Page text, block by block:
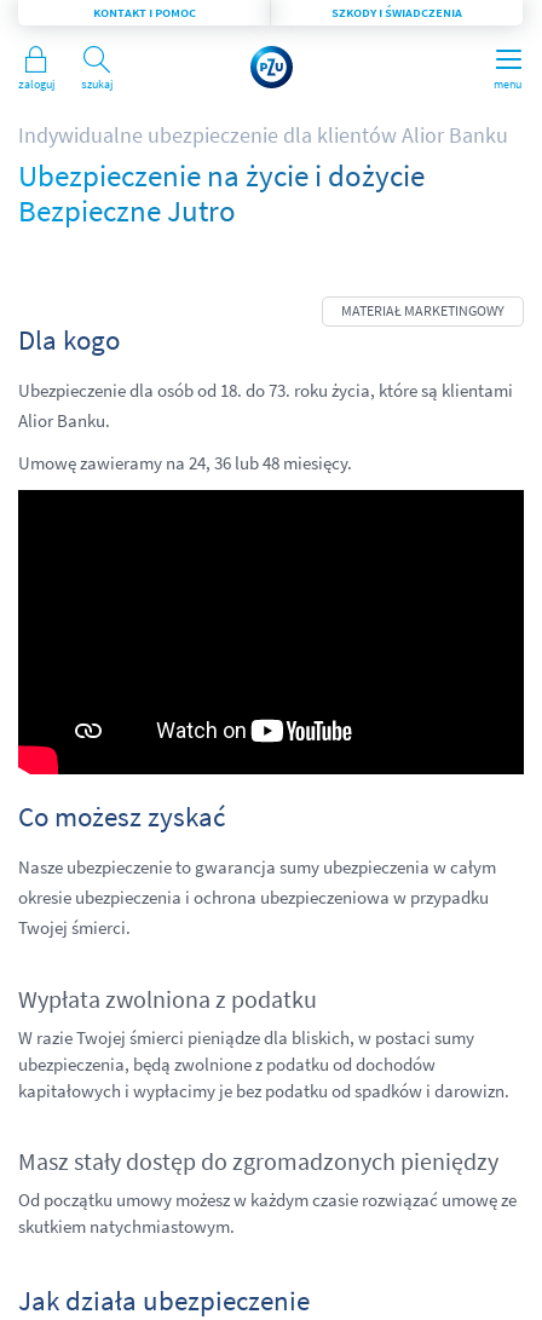
menu
Szukaj
KONTAKT I POMOC SZKODY I ŚWIADCZENIA
Zaloguj
Indywidualne ubezpieczenie dla klientów Alior Banku
Ubezpieczenie na życie i dożycie
Bezpieczne Jutro
Dla kogo
Ubezpieczenie dla osób od 18. do 73. roku życia, które są klientami
Alior Banku.
Umowę zawieramy na 24, 36 lub 48 miesięcy.
Co możesz zyskać
Nasze ubezpieczenie to gwarancja sumy ubezpieczenia w całym
okresie ubezpieczenia i ochrona ubezpieczeniowa w przypadku
Twojej śmierci.
Wypłata zwolniona z podatku
W razie Twojej śmierci pieniądze dla bliskich, w postaci sumy
ubezpieczenia, będą zwolnione z podatku od dochodów
kapitałowych i wypłacimy je bez podatku od spadków i darowizn.
Masz stały dostęp do zgromadzonych pieniędzy
Od początku umowy możesz w każdym czasie rozwiązać umowę ze
skutkiem natychmiastowym.
Jak działa ubezpieczenie